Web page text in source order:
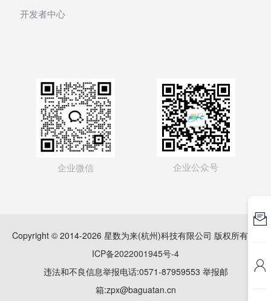
开发者中心
企业微信 企业公众号
Copyright © 2014-2026 星数为来(杭州)科技有限公司 版权所有
ICP备2022001945号-4
违法和不良信息举报电话:0571-87959553 举报邮
箱:zpx@baguatan.cn

